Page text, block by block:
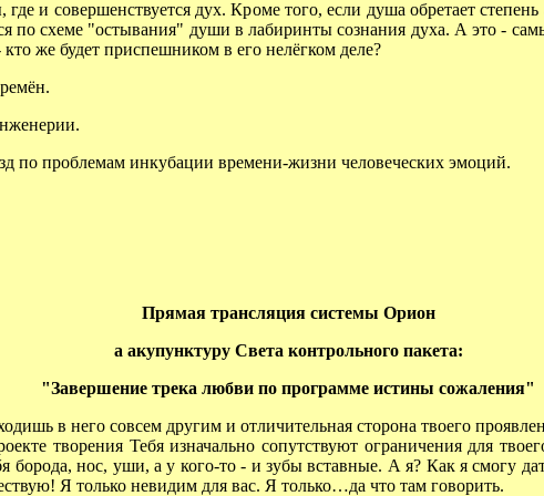
и совершенствуется дух. Кроме того, если душа обретает
по схеме "остывания" души в лабиринты сознания духа. А это -
же будет приспешником в его нелёгком деле?
по проблемам инкубации времени-жизни человеческих эмоций.
Прямая трансляция системы Орион
а акупунктуру Света контрольного пакета:
"Завершение трека любви по программе истины сожаления"
в него совсем другим и отличительная сторона твоего
творения Тебя изначально сопутствуют ограничения для
борода, нос, уши, а у кого-то - и зубы вставные. А я? Как я смогу
Я только невидим для вас. Я только…да что там говорить.